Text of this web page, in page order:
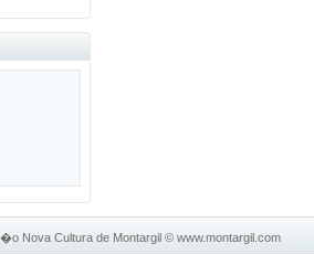
Nova Cultura de Montargil©www.montargil.com